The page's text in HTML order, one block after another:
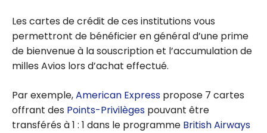
Les cartes de crédit de ces institutions vous
permettront de bénéficier en général d’une prime
de bienvenue à la souscription et l’accumulation de
milles Avios lors d’achat effectué.
Par exemple,American Express propose 7 cartes
offrant des Points-Privilèges pouvant être
transférés à 1 : 1 dans le programme British Airways